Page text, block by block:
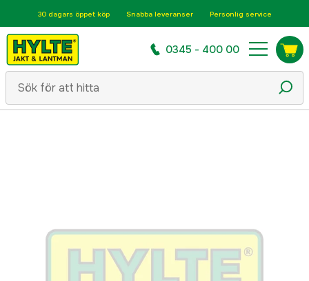
30 dagars öppet köp Snabba leveranser Personlig service
0345 - 400 00